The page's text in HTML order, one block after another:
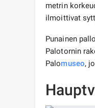
metrin
ilmoittivat
Punainen
Palotornin
Palomuseo,